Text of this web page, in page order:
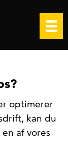
optimerer
kan du
af vores